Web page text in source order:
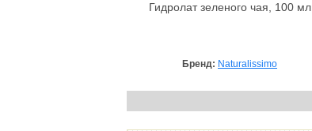
Гидролат зеленого чая, 100 мл
Бренд: Naturalissimo